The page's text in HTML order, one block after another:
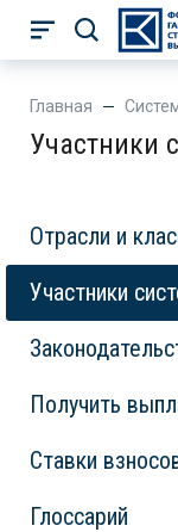
Главная
Участники
Отрасли и
Участники
Получить
Ставки
Глоссарий